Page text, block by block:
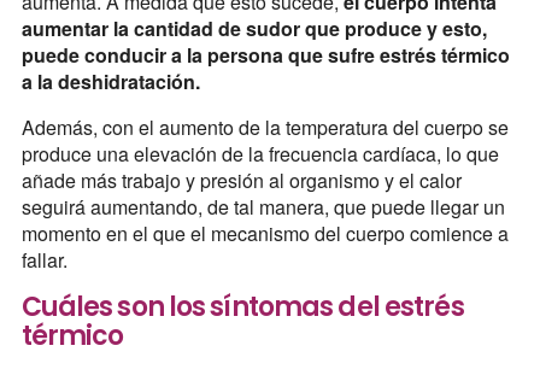
aumentar la cantidad de sudor que produce y esto,
puede conducir a la persona que sufre estrés térmico
a la deshidratación.
Además, con el aumento de la temperatura del cuerpo se
produce una elevación de la frecuencia cardíaca, lo que
añade más trabajo y presión al organismo y el calor
seguirá aumentando, de tal manera, que puede llegar un
momento en el que el mecanismo del cuerpo comience a
fallar.
Cuáles son los síntomas del estrés
térmico